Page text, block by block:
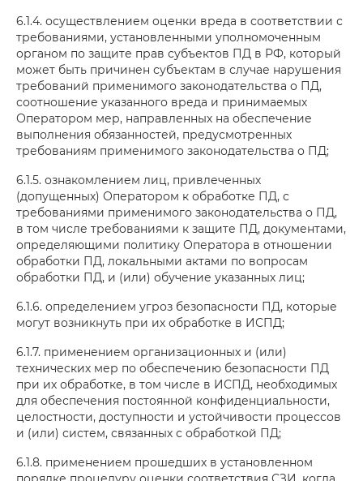
6.1.4. осуществлением оценки вреда в соответствии с
требованиями, установленными уполномоченным
органом по защите прав субъектов ПД в РФ, который
может быть причинен субъектам в случае нарушения
требований применимого законодательства о ПД,
соотношение указанного вреда и принимаемых
Оператором мер, направленных на обеспечение
выполнения обязанностей, предусмотренных
требованиям применимого законодательства о ПД;
6.1.5. ознакомлением лиц, привлеченных
(допущенных) Оператором к обработке ПД, с
требованиями применимого законодательства о ПД,
в том числе требованиями к защите ПД, документами,
определяющими политику Оператора в отношении
обработки ПД, локальными актами по вопросам
обработки ПД, и (или) обучение указанных лиц;
6.1.6. определением угроз безопасности ПД, которые
могут возникнуть при их обработке в ИСПД;
6.1.7. применением организационных и (или)
технических мер по обеспечению безопасности ПД
при их обработке, в том числе в ИСПД, необходимых
для обеспечения постоянной конфиденциальности,
целостности, доступности и устойчивости процессов
и (или) систем, связанных с обработкой ПД;
6.1.8. применением прошедших в установленном